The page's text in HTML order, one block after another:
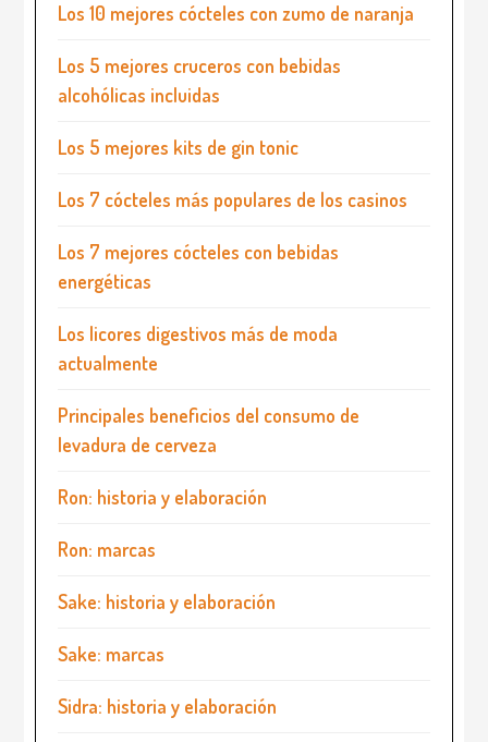
Los 10 mejores cócteles con zumo de naranja
Los 5 mejores cruceros con bebidas
alcohólicas incluidas
Los 5 mejores kits de gin tonic
Los 7 cócteles más populares de los casinos
Los 7 mejores cócteles con bebidas
energéticas
Los licores digestivos más de moda
actualmente
Principales beneficios del consumo de
levadura de cerveza
Ron: historia y elaboración
Ron: marcas
Sake: historia y elaboración
Sake: marcas
Sidra: historia y elaboración